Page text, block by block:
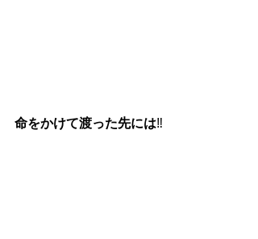
命をかけて渡った先には‼︎